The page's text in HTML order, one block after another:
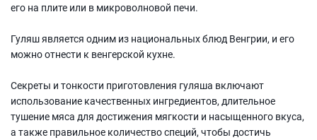
его на плите или в микроволновой печи.
Гуляш является одним из национальных блюд Венгрии, и его
можно отнести к венгерской кухне.
Секреты и тонкости приготовления гуляша включают
использование качественных ингредиентов, длительное
тушение мяса для достижения мягкости и насыщенного вкуса,
а также правильное количество специй, чтобы достичь